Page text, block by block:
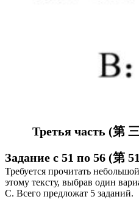
Третья часть (第
Задание с 51 по 56 (第
Требуется прочитать
этому тексту, выбрав один
С. Всего предложат 5 заданий.